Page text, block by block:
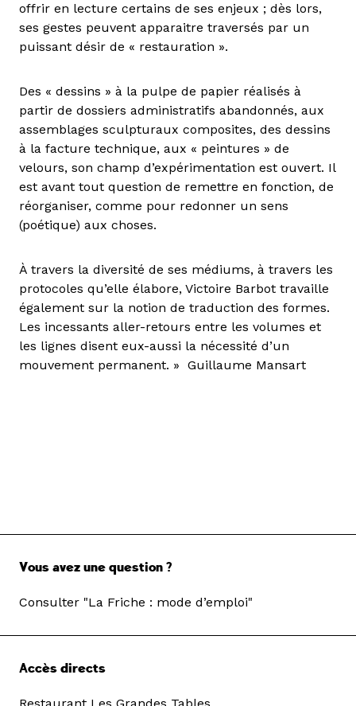
offrir en lecture certains de ses enjeux ; dès lors,
ses gestes peuvent apparaitre traversés par un
puissant désir de « restauration ».
Des « dessins » à la pulpe de papier réalisés à
partir de dossiers administratifs abandonnés, aux
assemblages sculpturaux composites, des dessins
à la facture technique, aux « peintures » de
velours, son champ d’expérimentation est ouvert. Il
est avant tout question de remettre en fonction, de
réorganiser, comme pour redonner un sens
(poétique) aux choses.
À travers la diversité de ses médiums, à travers les
protocoles qu’elle élabore, Victoire Barbot travaille
également sur la notion de traduction des formes.
Les incessants aller-retours entre les volumes et
les lignes disent eux-aussi la nécessité d’un
mouvement permanent. » Guillaume Mansart
Vous avez une question ?
Consulter "La Friche : mode d’emploi"
Accès directs